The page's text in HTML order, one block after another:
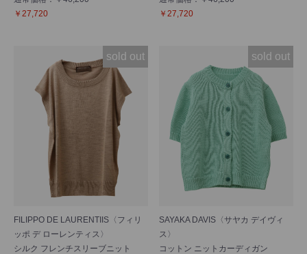
￥27,720
￥27,720
sold out
FILIPPO DE LAURENTIIS〈フィリ
ッポ デ ローレンティス〉
シルク フレンチスリーブニット
sold out
SAYAKA DAVIS〈サヤカ デイヴィ
ス〉
コットン ニットカーディガン